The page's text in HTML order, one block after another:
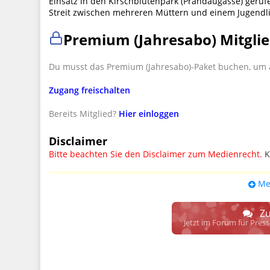
Streit zwischen mehreren Müttern und einem
Premium (Jahresabo)
Du musst das Premium (Jahresabo)-Paket buchen,
Zugang freischalten
Bereits Mitglied? Hier einloggen
Disclaimer
Bitte beachten Sie den Disclaimer zum Medienrecht.
UPDATE: § 17 ECG seit 16.02.2024
Wir lassen den Disclaimertext dennoch so stehen,
weitere, damit zusammenhängende Paragrafen
Raum. D.h. noch mehr Spielraum für das sog.
gewisse Parteien bevorzugen kann.Jetzt im Forum für